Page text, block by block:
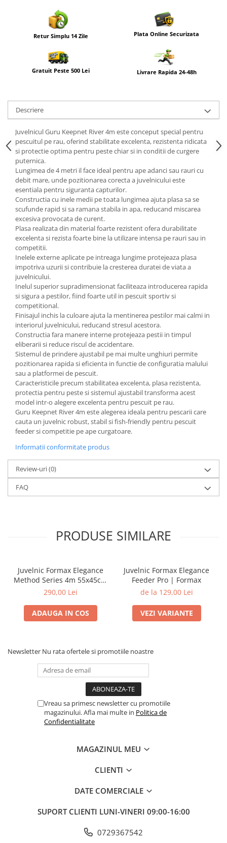
Retur Simplu 14 Zile Plata Online Securizata
Gratuit Peste 500 Lei Livrare Rapida 24-48h
Descriere
JuvelniculGuru Keepnet River 4m este conceput special pentru
pescuitul pe rau, oferind stabilitate excelenta, rezistenta ridicata
si protectie optima pentru peste chiar si in conditii de curgere
puternica.
Lungimea de 4 metri il face ideal pentru ape adanci sau rauri cu
debit mare, unde pozitionarea corecta a juvelnicului este
esentiala pentru siguranta capturilor.
Constructia cu inele medii pe toata lungimea ajuta plasa sa se
scufunde rapid si sa ramana stabila in apa, reducand miscarea
excesiva provocata de curent.
Plasa realizata din material foarte rezistent ofera durabilitate
excelenta si rezista foarte bine la utilizare intensa pe rauri sau in
competitii.
Inelele externe aplicate pe intreaga lungime protejeaza plasa
impotriva uzurii si contribuie la cresterea duratei de viata a
juvelnicului.
Inelul superior supradimensionat faciliteaza introducerea rapida
si sigura a pestilor, fiind foarte util in pescuit sportiv si
competitional.
Finisajul inchis la culoare ajuta la mentinerea pestilor mai calmi in
interiorul juvelnicului, reducand stresul acestora.
Constructia fara manere interne protejeaza pestii in timpul
eliberarii si reduce riscul de accidentare.
Sistemul de prindere ajustabil pe mai multe unghiuri permite
pozitionarea rapida si eficienta in functie de configuratia malului
sau a platformei de pescuit.
Caracteristicile precum stabilitatea excelenta, plasa rezistenta,
protectia pentru peste si sistemul ajustabil transforma acest
model intr-o alegere excelenta pentru pescuit pe rau.
Guru Keepnet River 4m este alegerea ideala pentru pescarii care
cauta un juvelnic robust, stabil si fish-friendly pentru pescuit
feeder si competitie pe ape curgatoare.
Informatii conformitate produs
Review-uri(0)
FAQ
PRODUSE SIMILARE
Juvelnic Formax Elegance
Method Series 4m 55x45cm
| Formax
290,00 Lei
ADAUGA IN COS
Juvelnic Formax Elegance
Feeder Pro | Formax
de la 129,00 Lei
VEZI VARIANTE
Newsletter Nu rata ofertele si promotiile noastre
Vreau sa primesc newsletter cu promotiile
magazinului. Afla mai multe in Politica de
Confidentialitate
MAGAZINUL MEU
CLIENTI
DATE COMERCIALE
SUPORT CLIENTI LUNI-VINERI 09:00-16:00
0729367542